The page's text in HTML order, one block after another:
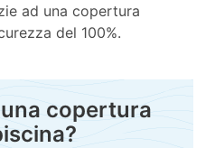
ad una copertura
del 100%.
copertura